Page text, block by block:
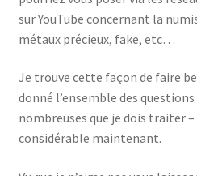
sur YouTube concernant la
métaux précieux, fake, etc…
Je trouve cette façon de faire
donné l’ensemble des
nombreuses que je dois traiter
considérable maintenant.